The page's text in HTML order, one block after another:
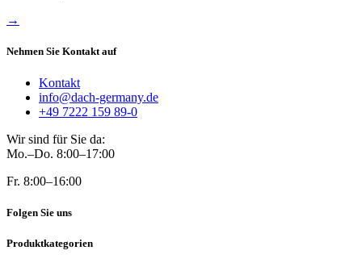
→
Nehmen Sie Kontakt auf
Kontakt
info@dach-germany.de
+49 7222 159 89-0
Wir sind für Sie da:
Mo.–Do. 8:00–17:00
Fr. 8:00–16:00
Folgen Sie uns
Produktkategorien